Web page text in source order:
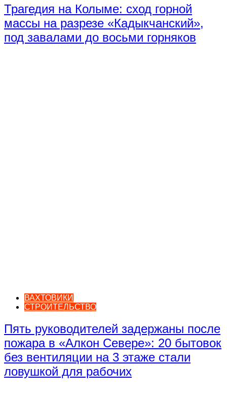
Трагедия на Колыме: сход горной
массы на разрезе «Кадыкчанский»,
под завалами до восьми горняков
ВАХТОВИКИ
СТРОИТЕЛЬСТВО
Пять руководителей задержаны после
пожара в «Алкон Севере»: 20 бытовок
без вентиляции на 3 этаже стали
ловушкой для рабочих